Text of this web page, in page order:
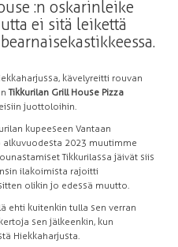
:n oskarinleike
ei sitä leikettä
kävelyreitti rouvan
Tikkurilan Grill House Pizza
juottoloihin.
kupeeseen Vantaan
2023 muutimme
Tikkurilassa jäivät siis
ilakoimista rajoitti
olikin jo edessä muutto.
ehti kuitenkin tulla sen verran
sen jälkeenkin, kun
Hiekkaharjusta.